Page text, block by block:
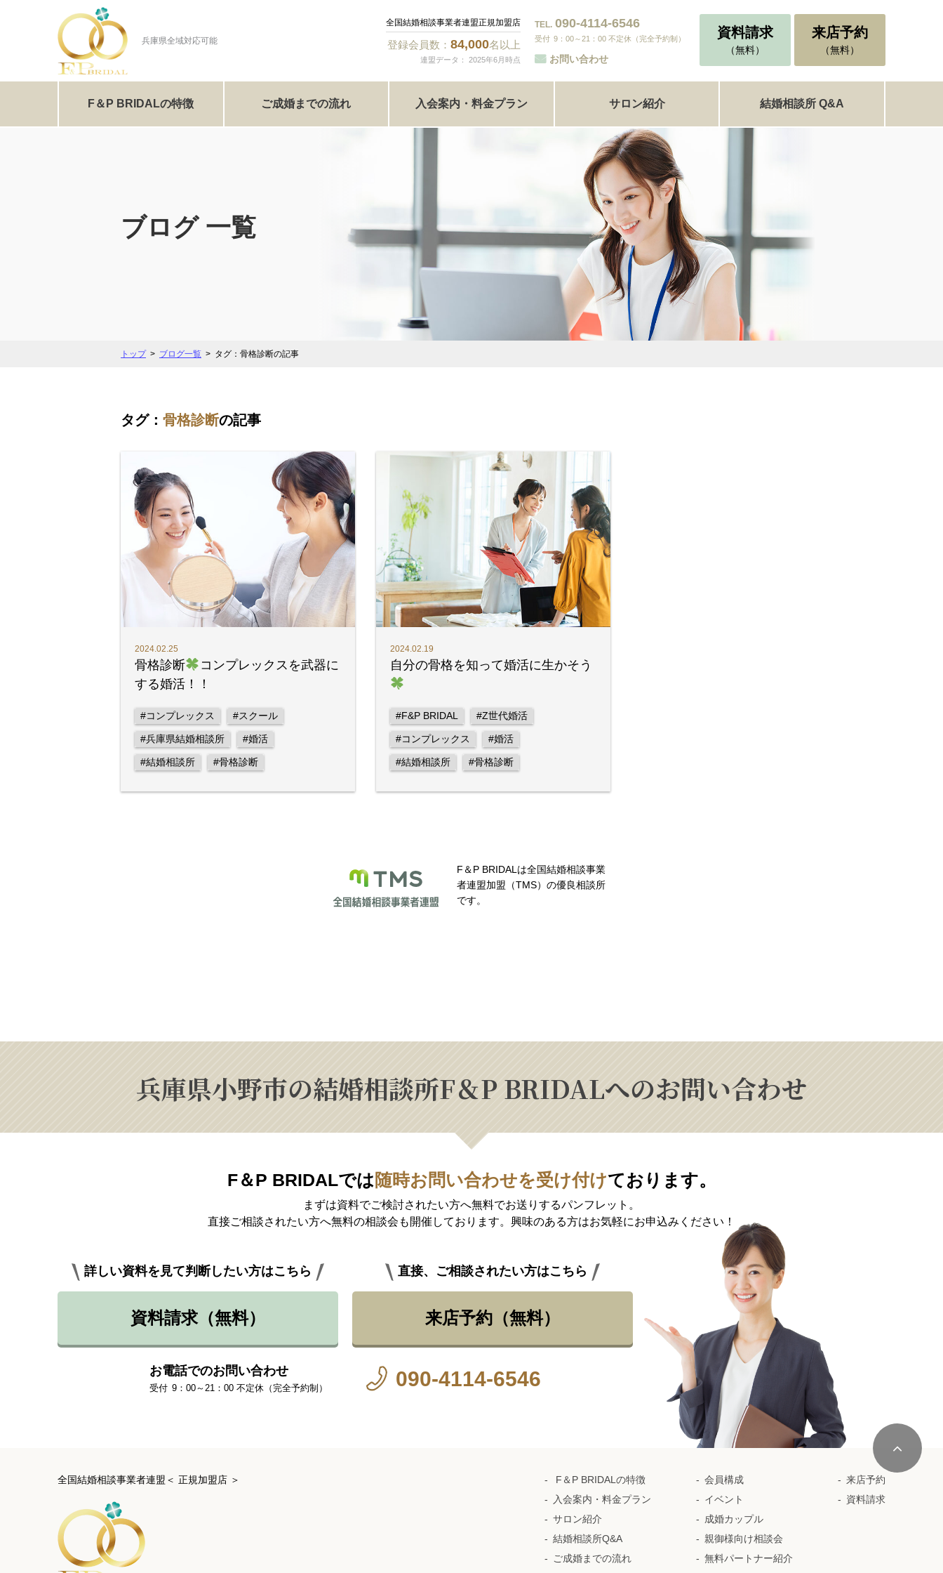
兵庫県全域対応可能
全国結婚相談事業者連盟正規加盟店
登録会員数： 84,000名以上
連盟データ： 2025年6月時点
TEL. 090-4114-6546
9：00～21：00 不定休（完全予約制）
お問い合わせ
資料請求
（無料）
来店予約
（無料）
F＆P BRIDALの特徴 ご成婚までの流れ 入会案内・料金プラン サロン紹介 結婚相談所 Q&A
ブログ 一覧
トップ ブログ一覧 タグ：骨格診断の記事
タグ： 骨格診断の記事
2024.02.25
骨格診断
コンプレックスを武器に
する婚活！！
#コンプレックス #スクール
#兵庫県結婚相談所 #婚活
#結婚相談所 #骨格診断
2024.02.19
自分の骨格を知って婚活に生かそう
#F&P BRIDAL #Z世代婚活
#コンプレックス #婚活
#結婚相談所 #骨格診断
F＆P BRIDALは全国結婚相談事業
者連盟加盟（TMS）の優良相談所
です。
兵庫県小野市の結婚相談所F＆P BRIDALへのお問い合わせ
F＆P BRIDALでは 随時お問い合わせを受け付けております。
まずは資料でご検討されたい方へ無料でお送りするパンフレット。
直接ご相談されたい方へ無料の相談会も開催しております。興味のある方はお気軽にお申込みください！
詳しい資料を見て判断したい方はこちら
資料請求（無料）
直接、ご相談されたい方はこちら
来店予約（無料）
お電話でのお問い合わせ
9：00～21：00 不定休（完全予約制） 090-4114-6546
全国結婚相談事業者連盟＜ 正規加盟店 ＞
F＆P BRIDALの特徴
入会案内・料金プラン
サロン紹介
結婚相談所Q&A
ご成婚までの流れ
会員構成
イベント
成婚カップル
親御様向け相談会
無料パートナー紹介
来店予約
資料請求